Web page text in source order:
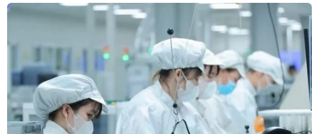
đạo Agni-4, tầm bắn 4.000 km
Hàn Quốc tái khẳng định mục tiêu
chung sống hòa bình với Triều Tiên
06/08/2026 15:33